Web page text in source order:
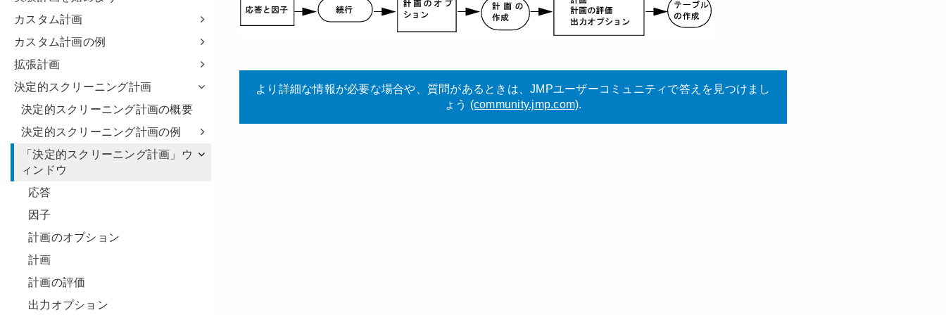
カスタム計画
カスタム計画の例
拡張計画
決定的スクリーニング計画
決定的スクリーニング計画の概要
決定的スクリーニング計画の例
「決定的スクリーニング計画」ウ
ィンドウ
応答
因子
計画のオプション
計画
計画の評価
出力オプション